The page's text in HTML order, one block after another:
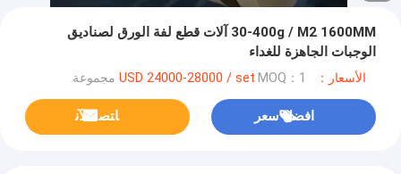
30-400g / M2 1600MM آلات قطع لفة الورق لصناديق
الوجبات الجاهزة للغداء
الأسعار：USD 24000-28000 / set MOQ：1 مجموعة
افضل سعر ﺎﺘﺼﻟ ﺍﻶﻧ